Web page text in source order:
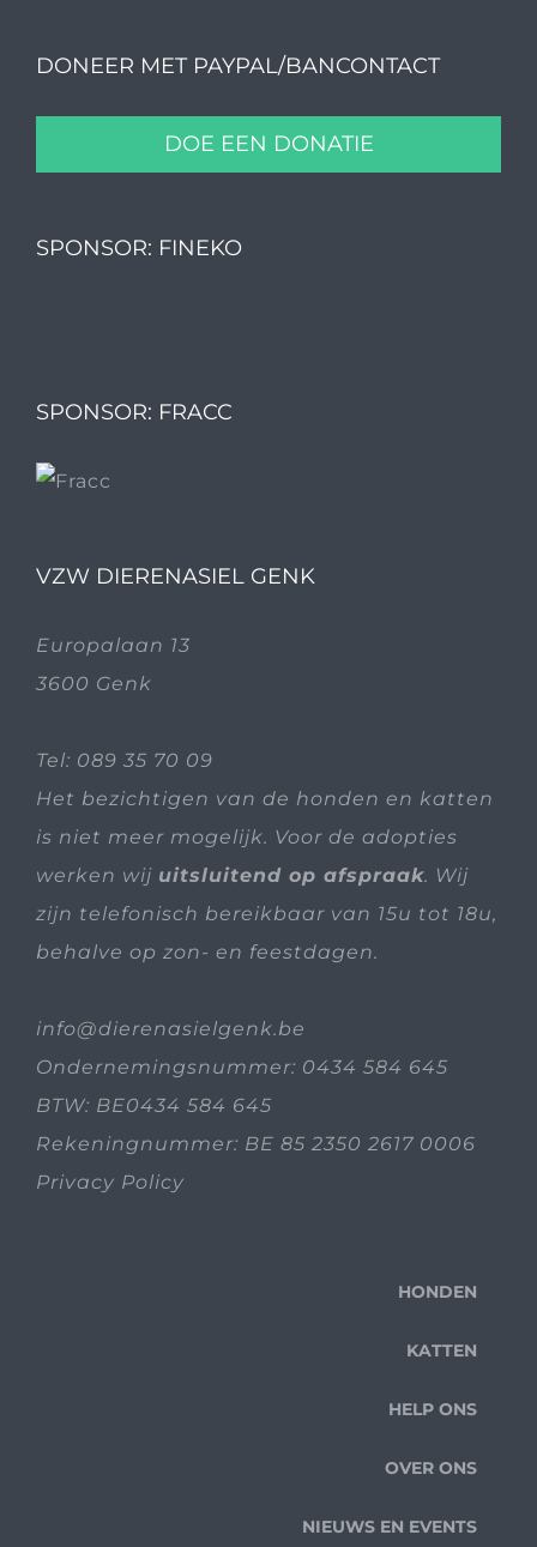
DONEER MET PAYPAL/BANCONTACT
DOE EEN DONATIE
SPONSOR: FINEKO
SPONSOR: FRACC
VZW DIERENASIEL GENK
Europalaan 13
3600 Genk
Tel: 089 35 70 09
Het bezichtigen van de honden en katten
is niet meer mogelijk. Voor de adopties
werken wij uitsluitend op afspraak. Wij
zijn telefonisch bereikbaar van 15u tot 18u,
behalve op zon- en feestdagen.
info@dierenasielgenk.be
Ondernemingsnummer: 0434 584 645
BTW: BE0434 584 645
Rekeningnummer: BE 85 2350 2617 0006
Privacy Policy
HONDEN
KATTEN
HELP ONS
OVER ONS
NIEUWS EN EVENTS